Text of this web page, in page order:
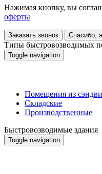
Нажимая кнопку, вы
оферты
Заказать звонок Спасибо,
Типы быстровозводимых
Toggle navigation
Помещения из
Складские
Производственные
Быстровозводимые здания
Toggle navigation